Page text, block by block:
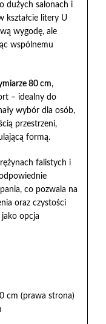
dużych salonach i
kształcie litery U
wygodę, ale
wspólnemu
80 cm,
– idealny do
wybór dla osób,
przestrzeni,
formą.
falistych i
co pozwala na
oraz czystości
opcja
cm (prawa strona)